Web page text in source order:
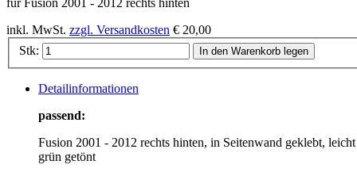
inkl. MwSt. zzgl. Versandkosten € 20,00
Stk:
In den Warenkorb legen
Detailinformationen
passend:
Fusion 2001 - 2012 rechts hinten, in Seitenwand geklebt, leicht
grün getönt